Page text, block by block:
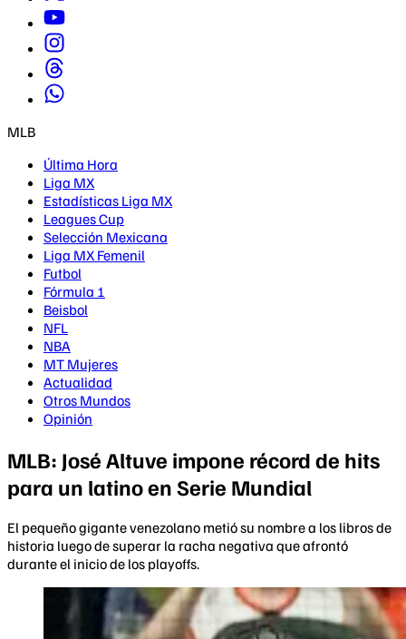
MLB
Última Hora
Liga MX
Estadísticas Liga MX
Leagues Cup
Selección Mexicana
Liga MX Femenil
Futbol
Fórmula 1
Beisbol
NFL
NBA
MT Mujeres
Actualidad
Otros Mundos
Opinión
MLB: José Altuve impone récord de hits
para un latino en Serie Mundial
El pequeño gigante venezolano metió su nombre a los libros de
historia luego de superar la racha negativa que afrontó
durante el inicio de los playoffs.